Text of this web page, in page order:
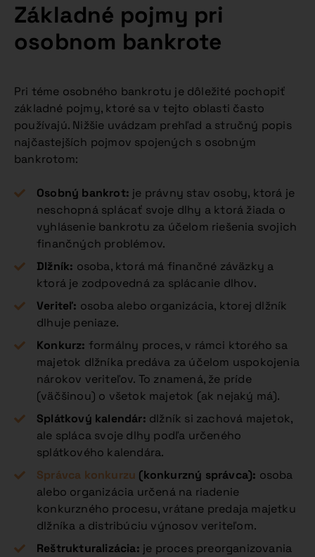
Základné pojmy pri
osobnom bankrote
Pri téme osobného bankrotu je dôležité pochopiť
základné pojmy, ktoré sa v tejto oblasti často
používajú. Nižšie uvádzam prehľad a stručný popis
najčastejších pojmov spojených s osobným
bankrotom:
Osobný bankrot: je právny stav osoby, ktorá je
neschopná splácať svoje dlhy a ktorá žiada o
vyhlásenie bankrotu za účelom riešenia svojich
finančných problémov.
Dlžník: osoba, ktorá má finančné záväzky a
ktorá je zodpovedná za splácanie dlhov.
Veriteľ: osoba alebo organizácia, ktorej dlžník
dlhuje peniaze.
Konkurz: formálny proces, v rámci ktorého sa
majetok dlžníka predáva za účelom uspokojenia
nárokov veriteľov. To znamená, že príde
(väčšinou) o všetok majetok (ak nejaký má).
Splátkový kalendár: dlžník si zachová majetok,
ale spláca svoje dlhy podľa určeného
splátkového kalendára.
Správca konkurzu (konkurzný správca): osoba
alebo organizácia určená na riadenie
konkurzného procesu, vrátane predaja majetku
dlžníka a distribúciu výnosov veriteľom.
Reštrukturalizácia: je proces preorganizovania